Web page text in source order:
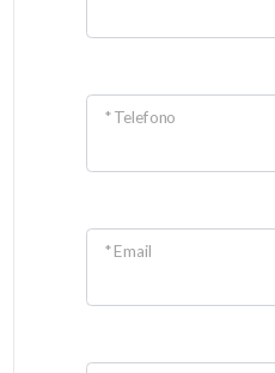
* Telefono
* Email